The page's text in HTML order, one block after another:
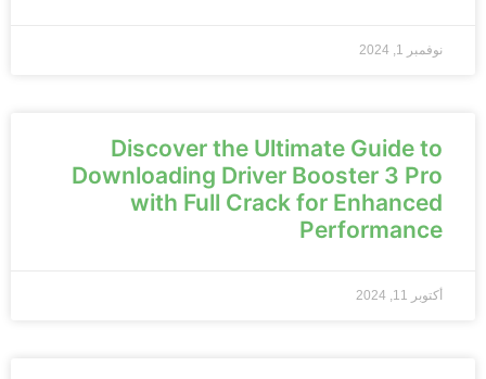
نوفمبر 1, 2024
Discover the Ultimate Guide to
Downloading Driver Booster 3 Pro
with Full Crack for Enhanced
Performance
أكتوبر 11, 2024